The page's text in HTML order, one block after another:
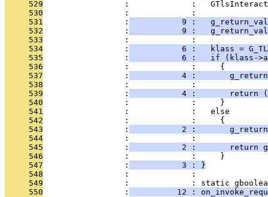
     529
:             :
     530
                 :             :
     531
                 :
9 :
     532
                 :
9 :
     533
                 :             :
     534
                 :
6 :   klass =
     535
                 :
6 :   if (klass-
     536
                 :             :     {
     537
                 :
4 :
     538
                 :             :
     539
                 :
4 :       return
     540
                 :             :     }
     541
                 :             :   else
     542
                 :             :     {
     543
                 :
2 :
     544
                 :             :
     545
                 :
2 :       return
     546
                 :             :     }
     547
                 :
           3 : }
     548
                 :             :
     549
:             : static
     550
                 :
12 :